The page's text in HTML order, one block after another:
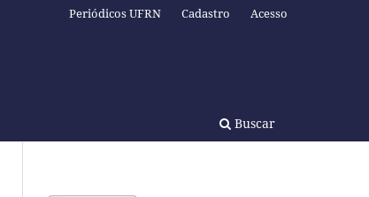
Buscar
Periódicos UFRN Cadastro Acesso